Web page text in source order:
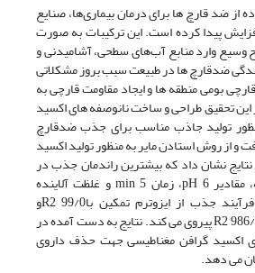
از ضد قارچ ها برای درمان بیماری‌ها، صنایع
پیدا کرده است. این ترکیبات به صورت
وسیع وارد منابع آب‌های سطحی، آشامیدنی و
ضدقارچ ها در طبیعت سبب بروز مشکلاتی
بومی منطقه ها و ایجاد مقاومت قارچی به
تحقیق طراحی و ساخت نانوصفه های اکسید
تولید جاذب مناسب برای جذب ضدقارچ
و از روش استادن مایر به منظور تولید اکسید
نشان داد که بیشترین راندمان جذب در
متغیرهای مورد مطالعه، مقادیر 6 pH، زمان min 5 و غلظت آلاینده
mg/l10 بدست آمد. فرآیند جذب از ایزوترم تمکین با99/0 R2و
سینتیک درجه دوم با 986/0 R2 پیروی می کند. نتایج به دست آمده در
اکسید گرافن مغناطیسی جهت حذف داروی
می دهد.